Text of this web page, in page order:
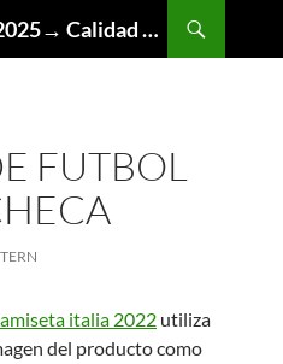
Camiseta Juventus 2024 2025→ Calidad Thai AAA
FUTBOL
italia 2022 utiliza
del producto como